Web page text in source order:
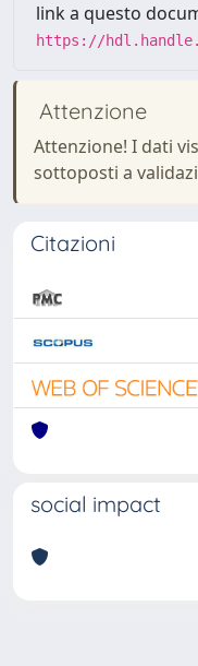
link a questo
https://
Attenzione
Attenzione! I dati
sottoposti a
Citazioni
social impact